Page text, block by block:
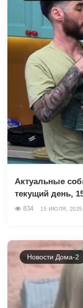
Актуальные
текущий день,
834 15 ИЮЛЯ, 2025
Новости Дома-2